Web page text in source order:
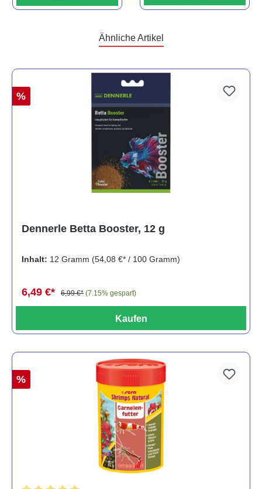
Ähnliche Artikel
%
Dennerle Betta Booster, 12 g
Inhalt: 12 Gramm (54,08 €* / 100 Gramm)
6,49 €* 6,99 €* (7.15% gespart)
Kaufen
%